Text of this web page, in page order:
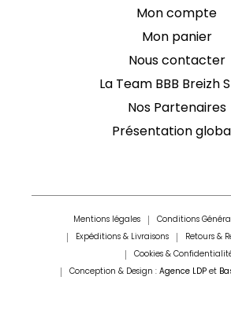
Mon compte
Mon panier
Nous contacter
La Team BBB Breizh
Nos Partenaires
Présentation
Mentions légales
Conditions
Expéditions & Livraisons
Retours &
Cookies &
Conception & Design :Agence LDPet